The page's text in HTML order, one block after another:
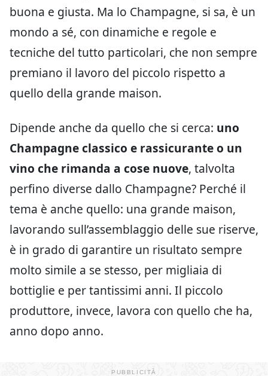
buona e giusta. Ma lo Champagne, si sa, è un
mondo a sé, con dinamiche e regole e
tecniche del tutto particolari, che non sempre
premiano il lavoro del piccolo rispetto a
quello della grande maison.
Dipende anche da quello che si cerca: uno
Champagne classico e rassicurante o un
vino che rimanda a cose nuove, talvolta
perfino diverse dallo Champagne? Perché il
tema è anche quello: una grande maison,
lavorando sull’assemblaggio delle sue riserve,
è in grado di garantire un risultato sempre
molto simile a se stesso, per migliaia di
bottiglie e per tantissimi anni. Il piccolo
produttore, invece, lavora con quello che ha,
anno dopo anno.